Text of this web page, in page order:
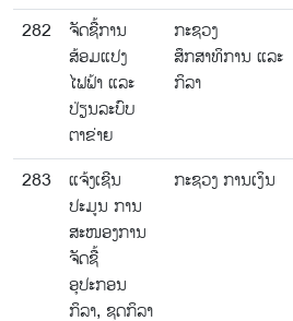
282
ຈັດຊື້ການ
ສ້ອມແປງ
ໄຟຟ້າ ແລະ
ປ່ຽນລະບົບ
ຕາຂ່າຍ
ກະຊວງ
ສຶກສາທິການ ແລະ
ກິລາ
283
ແຈ້ງເຊີນ
ປະມູນ ການ
ສະໜອງການ
ຈັດຊື້
ອຸປະກອນ
ກິລາ, ຊຸດກິລາ
ກະຊວງ ການເງິນ